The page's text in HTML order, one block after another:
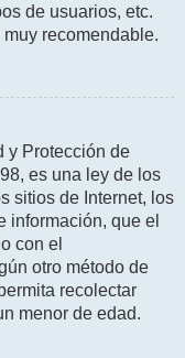
de usuarios, etc.
recomendable.
y Protección de
es una ley de los
sitios de Internet, los
información, que el
con el
otro método de
recolectar
menor de edad.